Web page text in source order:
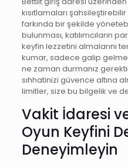
kısıtlamaları
farkında bir şekilde
bulunması, katılımcıların
keyfin lezzetini almalarını
kumar, sadece galip
ne zaman durmanız
sıhhatinizi güvence altına
limitler, size bu bilgelik ve
Vakit İdaresi
Oyun Keyfini
Deneyimleyin